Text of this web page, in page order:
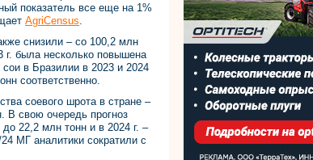
показатель все еще на 1%
AgriCensus.
снизили – со 100,2 млн
г. была несколько повышена
в Бразилии в 2023 и 2024
соответственно.
соевого шрота в стране –
В свою очередь прогноз
22,2 млн тонн и в 2024 г. –
МГ аналитики сократили с